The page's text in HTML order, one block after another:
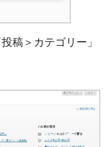
稿＞カテゴリー」